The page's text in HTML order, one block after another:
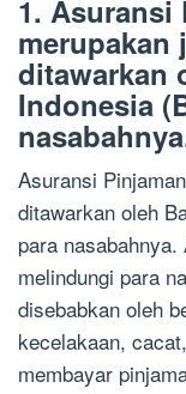
1. Asuransi
merupakan
ditawarkan
Indonesia
Asuransi
ditawarkan oleh
para
melindungi para
disebabkan oleh
kecelakaan,
membayar